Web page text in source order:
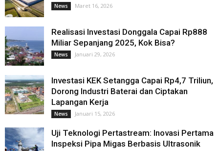
News Maret 16, 2026
Realisasi Investasi Donggala Capai Rp888
Miliar Sepanjang 2025, Kok Bisa?
News Januari 29, 2026
Investasi KEK Setangga Capai Rp4,7 Triliun,
Dorong Industri Baterai dan Ciptakan
Lapangan Kerja
News Januari 15, 2026
Uji Teknologi Pertastream: Inovasi Pertama
Inspeksi Pipa Migas Berbasis Ultrasonik